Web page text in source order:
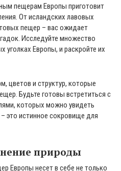
пещерам Европы приготовит
От исландских лавовых
пещер – вас ожидает
Исследуйте множество
Европы, и раскройте их
цветов и структур, которые
Будьте готовы встретиться с
которых можно увидеть
это истинное сокровище для
природы
Европы несет в себе не только